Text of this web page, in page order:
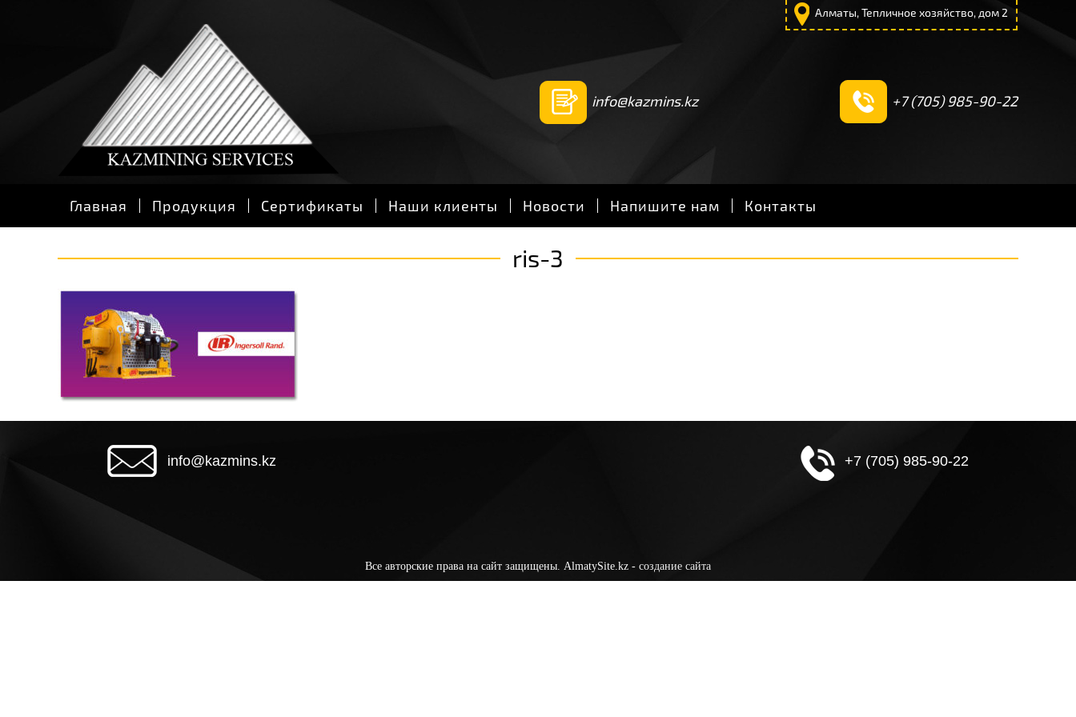
info@kazmins.kz
Алматы, Тепличное хозяйство, дом 2
+7 (705) 985-90-22
Главная Продукция Сертификаты Наши клиенты Новости Напишите нам Контакты
ris-3
info@kazmins.kz +7 (705) 985-90-22
Все авторские права на сайт защищены. AlmatySite.kz - создание сайта